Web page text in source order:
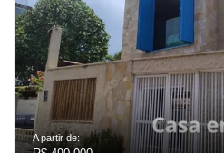
A partir de: